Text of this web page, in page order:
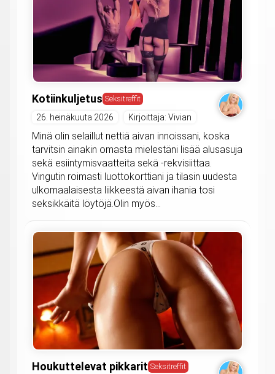
Kotiinkuljetus Seksitreffit
26. heinäkuuta 2026 Kirjoittaja: Vivian
Minä olin selaillut nettiä aivan innoissani, koska
tarvitsin ainakin omasta mielestäni lisää alusasuja
sekä esiintymisvaatteita sekä -rekvisiittaa.
Vingutin roimasti luottokorttiani ja tilasin uudesta
ulkomaalaisesta liikkeestä aivan ihania tosi
seksikkäitä löytöjä.Olin myös...
Houkuttelevat pikkarit Seksitreffit